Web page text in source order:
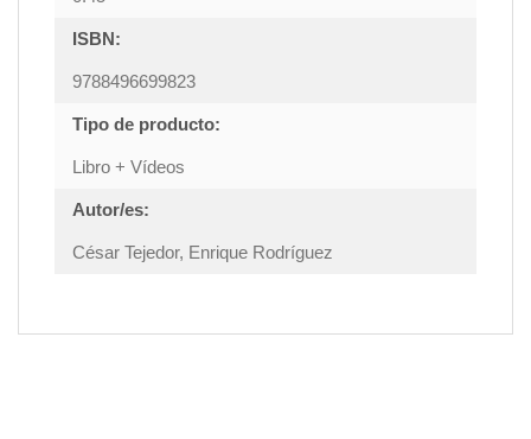
ISBN:
9788496699823
Tipo de producto:
Libro + Vídeos
Autor/es:
César Tejedor, Enrique Rodríguez